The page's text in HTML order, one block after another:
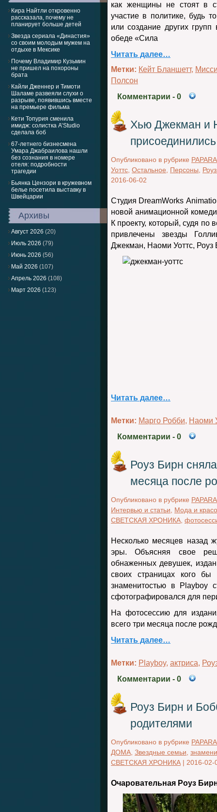
Кира Найтли откровенно
рассказала, почему не
планирует больше детей
Звезда сериала «Династия»
со своим молодым мужем на
отдыхе в Мексике
Почему Владимир Кузьмин
не пришел на похороны
брата
Кайли Дженнер и Тимоти
Шаламе развеяли слухи о
разрыве, появившись вместе
на премьере фильма
Кети Топурия сменила
имидж: солистка A’Studio
сделала боб
67-летнего бизнесмена
Умара Джабраилова нашли
без сознания в номере
отеля: подробности
трагедии
Бьянка Цензори в кружевном
белье посетила выставку в
Швейцарии
Архивы
Август 2026 (20)
Июль 2026 (79)
Июнь 2026 (56)
Май 2026 (107)
Апрель 2026 (108)
Март 2026 (123)
как женщины не стоят в
участие в политике, будь
или создание других
обеде «Сила
Читать далее…
Метки: Кейт Бланшетт,
Полсон
Комментарии - 0
Хью Джекман и
Опубликовано в рубрике
Уоттс Остальное Персоны
2016-06-02
Студия DreamWorks
новой анимационной
К проекту, который, судя
привлечены звезды
Джекман, Наоми Уоттс,
Читать далее…
Метки: Марго Робби, Наоми
Комментарии - 0
Роуз Бирн
месяца после
Опубликовано в рубрике
Интервью и статьи
Мода и
СВЕТСКАЯ ХРОНИКА
Несколько месяцев назад
эры. Объясняя свое
обнаженных девушек,
своих страницах кого
знаменитостью в Playboy
сфотографировался для
На фотосессию для
всего три месяца после
Читать далее…
Метки: Playboy, актриса,
Комментарии - 0
Роуз Бирн и
родителями
Опубликовано в рубрике
ДОМА Звездные семьи
СВЕТСКАЯ ХРОНИКА | 2016-02-
Очаровательная Роуз